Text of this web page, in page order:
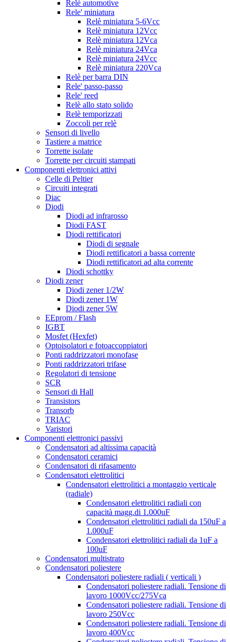
Relè automotive
Rele' miniatura
Relè miniatura 5-6Vcc
Relè miniatura 12Vcc
Relè miniatura 12Vca
Relè miniatura 24Vca
Relè miniatura 24Vcc
Relè miniatura 220Vca
Relè per barra DIN
Rele' passo-passo
Rele' reed
Relè allo stato solido
Relè temporizzati
Zoccoli per relè
Sensori di livello
Tastiere a matrice
Torrette isolate
Torrette per circuiti stampati
Componenti elettronici attivi
Celle di Peltier
Circuiti integrati
Diac
Diodi
Diodi ad infrarosso
Diodi FAST
Diodi rettificatori
Diodi di segnale
Diodi rettificatori a bassa corrente
Diodi rettificatori ad alta corrente
Diodi schottky
Diodi zener
Diodi zener 1/2W
Diodi zener 1W
Diodi zener 5W
EEprom / Flash
IGBT
Mosfet (Hexfet)
Optoisolatori e fotoaccoppiatori
Ponti raddrizzatori monofase
Ponti raddrizzatori trifase
Regolatori di tensione
SCR
Sensori di Hall
Transistors
Transorb
TRIAC
Varistori
Componenti elettronici passivi
Condensatori ad altissima capacità
Condensatori ceramici
Condensatori di rifasamento
Condensatori elettrolitici
Condensatori elettrolitici a montaggio verticale
(radiale)
Condensatori elettrolitici radiali con
capacità magg.di 1.000uF
Condensatori elettrolitici radiali da 150uF a
1.000uF
Condensatori elettrolitici radiali da 1uF a
100uF
Condensatori multistrato
Condensatori poliestere
Condensatori poliestere radiali ( verticali )
Condensatori poliestere radiali. Tensione di
lavoro 1000Vcc/275Vca
Condensatori poliestere radiali. Tensione di
lavoro 250Vcc
Condensatori poliestere radiali. Tensione di
lavoro 400Vcc